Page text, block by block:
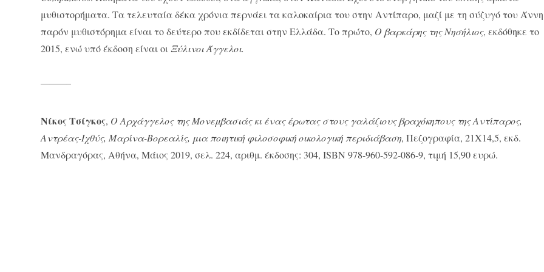
μυθιστορήματα. Tα τελευταία δέκα χρόνια περνάει τα καλοκαίρια του στην Αντίπαρο, μαζί με τη σύζυγό του
παρόν μυθιστόρημα είναι το δεύτερο που εκδίδεται στην Ελλάδα. Το πρώτο, Ο βαρκάρης της Νησήλιος, εκδόθηκε το
2015, ενώ υπό έκδοση είναι οιΞύλινοι Άγγελοι.
———–
Νίκος Τσίγκος, O Αρχάγγελος της Μονεμβασιάς κι ένας έρωτας στους γαλάζιους βραχόκηπους της Αντίπαρος,
Αντρέας-Ιχθύς, Μαρίνα-Βορεαλίς, μια ποιητική φιλοσοφική οικολογική περιδιάβαση, Πεζογραφία, 21Χ14,5, εκδ.
Μανδραγόρας, Αθήνα, Μάιος 2019, σελ. 224, αριθμ. έκδοσης: 304, ISBN 978-960-592-086-9, τιμή 15,90 ευρώ.